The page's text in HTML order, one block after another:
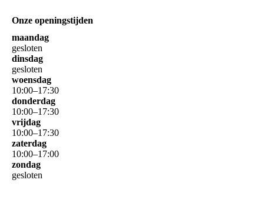
Onze openingstijden
maandag
gesloten
dinsdag
gesloten
woensdag
10:00–17:30
donderdag
10:00–17:30
vrijdag
10:00–17:30
zaterdag
10:00–17:00
zondag
gesloten